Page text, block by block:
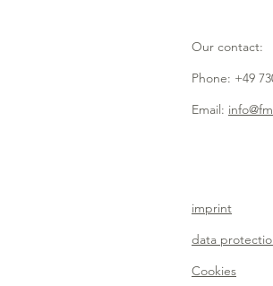
Our contact:
Phone: +49
Email:
imprint
data
Cookies